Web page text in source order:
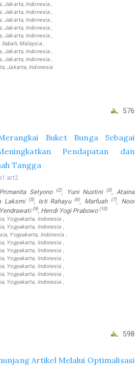
Jakarta, Indonesia ,
Jakarta, Indonesia ,
Jakarta, Indonesia ,
Jakarta, Indonesia ,
Jakarta, Indonesia ,
Malaysia ,
Jakarta, Indonesia ,
Jakarta, Indonesia ,
Jakarta, Indonesia
576
Buket Bunga Sebagai
Pendapatan dan
Tangga
Setyono (2), Yuni Nustini (3), Ataina
Laksmi (5), Isti Rahayu (6), Marfuah (7), Noor
(9), Hendi Yogi Prabowo (10)
Yogyakarta, Indonesia ,
Yogyakarta, Indonesia ,
Yogyakarta, Indonesia ,
Yogyakarta, Indonesia ,
Yogyakarta, Indonesia ,
Yogyakarta, Indonesia ,
Yogyakarta, Indonesia ,
Yogyakarta, Indonesia ,
Yogyakarta, Indonesia ,
598
Artikel Melalui Optimalisasi